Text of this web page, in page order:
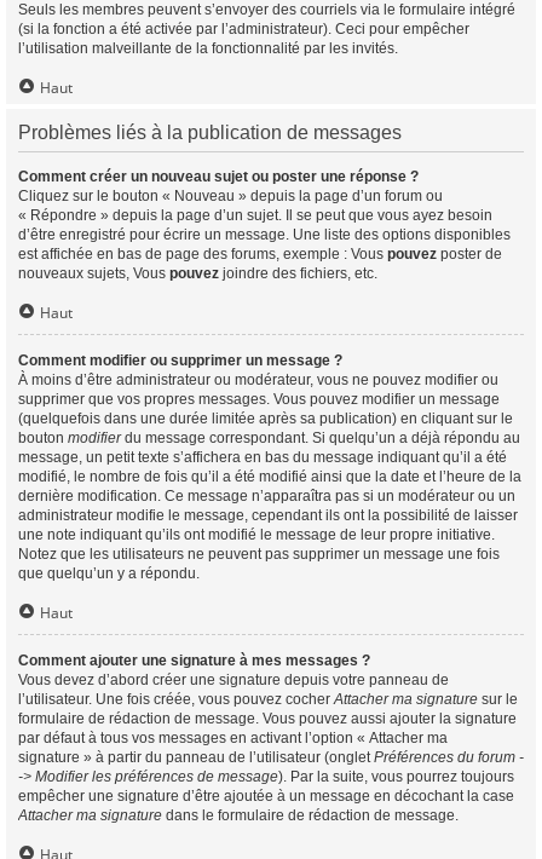
Seuls les membres peuvent s’envoyer des courriels via le formulaire intégré
(si la fonction a été activée par l’administrateur). Ceci pour empêcher
l’utilisation malveillante de la fonctionnalité par les invités.
Haut
Problèmes liés à la publication de messages
Comment créer un nouveau sujet ou poster une réponse ?
Cliquez sur le bouton « Nouveau » depuis la page d’un forum ou
« Répondre » depuis la page d’un sujet. Il se peut que vous ayez besoin
d’être enregistré pour écrire un message. Une liste des options disponibles
est affichée en bas de page des forums, exemple : Vous pouvez poster de
nouveaux sujets, Vous pouvez joindre des fichiers, etc.
Haut
Comment modifier ou supprimer un message ?
À moins d’être administrateur ou modérateur, vous ne pouvez modifier ou
supprimer que vos propres messages. Vous pouvez modifier un message
(quelquefois dans une durée limitée après sa publication) en cliquant sur le
bouton modifierdu message correspondant. Si quelqu’un a déjà répondu au
message, un petit texte s’affichera en bas du message indiquant qu’il a été
modifié, le nombre de fois qu’il a été modifié ainsi que la date et l’heure de la
dernière modification. Ce message n’apparaîtra pas si un modérateur ou un
administrateur modifie le message, cependant ils ont la possibilité de laisser
une note indiquant qu’ils ont modifié le message de leur propre initiative.
Notez que les utilisateurs ne peuvent pas supprimer un message une fois
que quelqu’un y a répondu.
Haut
Comment ajouter une signature à mes messages ?
Vous devez d’abord créer une signature depuis votre panneau de
l’utilisateur. Une fois créée, vous pouvez cocherAttacher ma signature sur le
formulaire de rédaction de message. Vous pouvez aussi ajouter la signature
par défaut à tous vos messages en activant l’option « Attacher ma
signature » à partir du panneau de l’utilisateur (ongletPréférences du forum -
-> Modifier les préférences de message). Par la suite, vous pourrez toujours
empêcher une signature d’être ajoutée à un message en décochant la case
Attacher ma signature dans le formulaire de rédaction de message.
Haut